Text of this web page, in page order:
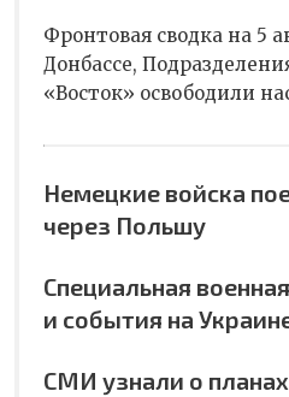
Фронтовая сводка на 5
Донбассе,
«Восток» освободили
Немецкие войска
через Польшу
Специальная
и события на
СМИ узнали о